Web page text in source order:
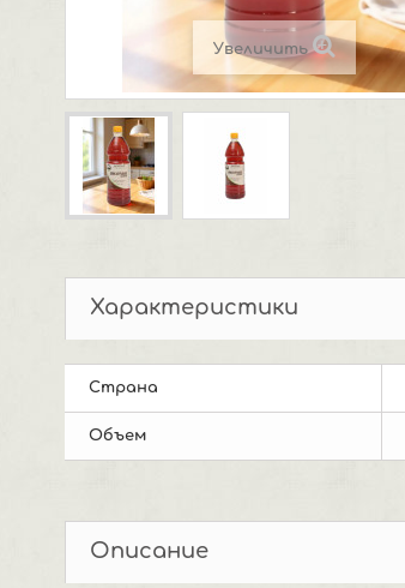
Увеличить
Характеристики
Страна
Объем
Описание